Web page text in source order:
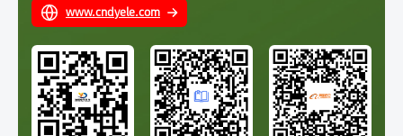
www.cndyele.com